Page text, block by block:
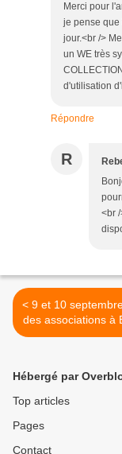
Merci pour
je pense que
jour.<br />
un WE très
d'utilisation
Répondre
R
<br
< 9 et 10 septembre: Forum
des associations à
(Essonne)
Hébergé par
Top articles
Pages
Contact